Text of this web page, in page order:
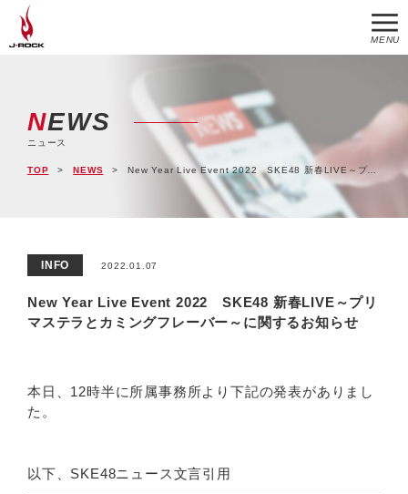
MENU
NEWS
ニュース
TOP NEWS New Year Live Event 2022 SKE48 新春LIVE～プリマステラとカミングフレーバー～に関するお知らせ
INFO 2022.01.07
New Year Live Event 2022 SKE48 新春LIVE～プリ
マステラとカミングフレーバー～に関するお知らせ
本日、12時半に所属事務所より下記の発表がありまし
た。
以下、SKE48ニュース文言引用